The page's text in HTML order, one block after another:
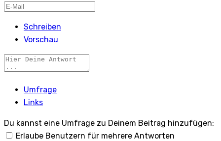
Schreiben
Vorschau
Umfrage
Links
Du kannst eine Umfrage zu Deinem Beitrag hinzufügen:
Erlaube Benutzern für mehrere Antworten